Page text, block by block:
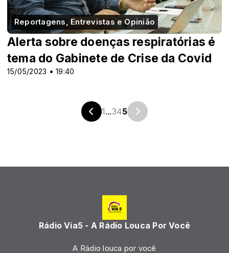
Reportagens, Entrevistas e Opinião
15/05/2023 • 19:40
Alerta sobre doenças respiratórias é
tema do Gabinete de Crise da Covid
1...345
Rádio Via5 - A Rádio Louca Por Você
A Rádio louca por você